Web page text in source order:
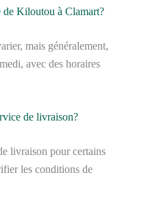
de Kiloutou à Clamart?
mais généralement,
avec des horaires
de livraison?
livraison pour certains
les conditions de